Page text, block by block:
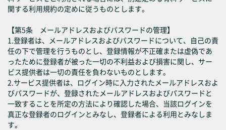
関する利用規約の定めに従うものとします。
【第5条 メールアドレスおよびパスワードの管理】
1.登録者は、メールアドレスおよびパスワードについて、自己の責
任の下で管理を行うものとし、登録情報が不正確または虚偽であ
ったために登録者が被った一切の不利益および損害に関し、サー
ビス提供者は一切の責任を負わないものとします。
2.サービス提供者は、ログイン時に入力されたメールアドレスおよ
びパスワードが、登録されたメールアドレスおよびパスワードと
一致することを所定の方法により確認した場合、当該ログインを
真正な登録者のログインとみなし、登録者による利用とみなしま
す。